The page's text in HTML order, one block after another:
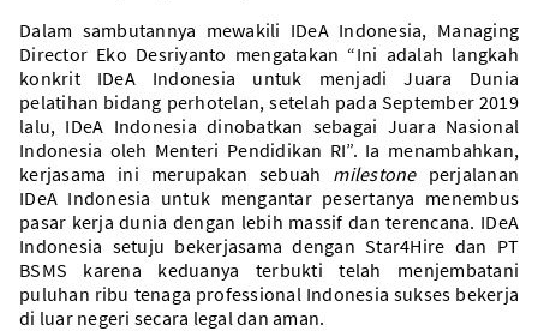
Dalam sambutannya mewakili IDeA Indonesia, Managing
Director Eko Desriyanto mengatakan “Ini adalah langkah
konkrit IDeA Indonesia untuk menjadi Juara Dunia
pelatihan bidang perhotelan, setelah pada September 2019
lalu, IDeA Indonesia dinobatkan sebagai Juara Nasional
Indonesia oleh Menteri Pendidikan RI”. Ia menambahkan,
kerjasama ini merupakan sebuah milestoneperjalanan
IDeA Indonesia untuk mengantar pesertanya menembus
pasar kerja dunia dengan lebih massif dan terencana. IDeA
Indonesia setuju bekerjasama dengan Star4Hire dan PT
BSMS karena keduanya terbukti telah menjembatani
puluhan ribu tenaga professional Indonesia sukses bekerja
di luar negeri secara legal dan aman.